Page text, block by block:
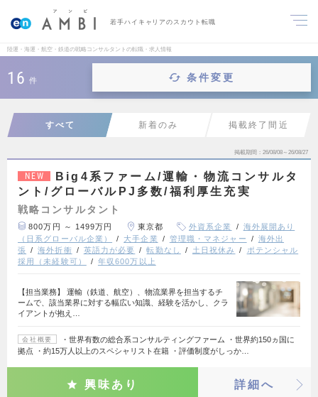
若手ハイキャリアのスカウト転職
陸運・海運・航空・鉄道の戦略コンサルタントの転職・求人情報
16 件 条件変更
すべて 新着のみ 掲載終了間近
掲載期間 26/08/08～26/08/27
NEW
Big4系ファーム/運輸・物流コンサルタ
ント/グローバルPJ多数/福利厚生充実
戦略コンサルタント
800万円 ～ 1499万円 東京都 外資系企業
海外展開あり
（日系グローバル企業）
大手企業 管理職・マネジャー
海外出
張
海外折衝 英語力が必要 転勤なし 土日祝休み
ポテンシャル
採用（未経験可）
年収600万以上
【担当業務】 運輸（鉄道、航空）、物流業界を担当するチ
ームで、該当業界に対する幅広い知識、経験を活かし、クラ
イアントが抱え…
会社概要
・世界有数の総合系コンサルティングファーム ・世界約150ヵ国に
拠点 ・約15万人以上のスペシャリスト在籍 ・評価制度がしっか…
興味あり 詳細へ